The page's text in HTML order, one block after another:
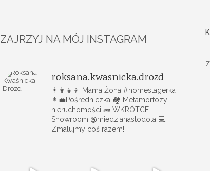
ZAJRZYJ NA MÓJ INSTAGRAM
roksana.kwasnicka.drozd
👨‍👩‍👧‍👦 Mama Żona #homestagerka
👩‍💼Pośredniczka 🏘️ Metamorfozy
nieruchomości 🧱 WKRÓTCE
Showroom @miedzianastodola 💻
Zmalujmy coś razem!